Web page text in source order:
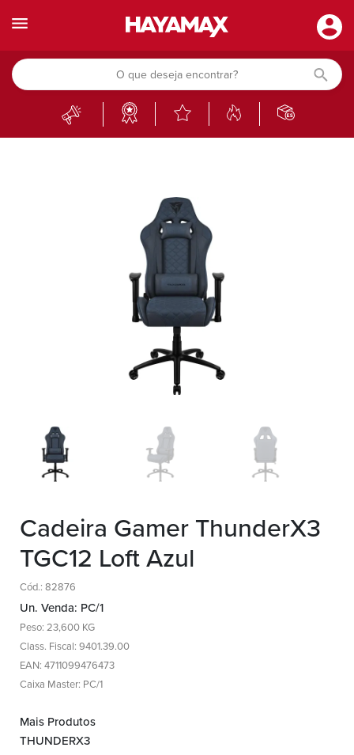
Cadeira Gamer ThunderX3
TGC12 Loft Azul
Cód.: 82876
Un. Venda: PC/1
Peso: 23,600 KG
Class. Fiscal: 9401.39.00
EAN: 4711099476473
Caixa Master: PC/1
Mais Produtos
THUNDERX3